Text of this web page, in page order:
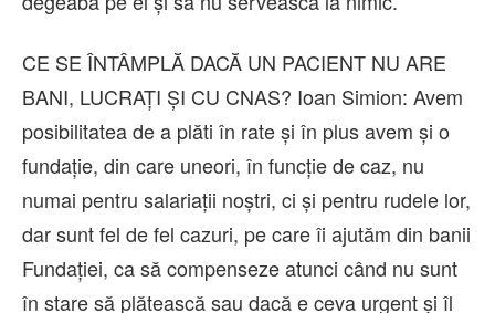
CE SE ÎNTÂMPLĂ DACĂ UN PACIENT NU ARE
BANI, LUCRAȚI ȘI CU CNAS? Ioan Simion: Avem
posibilitatea de a plăti în rate și în plus avem și o
fundație, din care uneori, în funcție de caz, nu
numai pentru salariații noștri, ci și pentru rudele lor,
dar sunt fel de fel cazuri, pe care îi ajutăm din banii
Fundației, ca să compenseze atunci când nu sunt
în stare să plătească sau dacă e ceva urgent și îl